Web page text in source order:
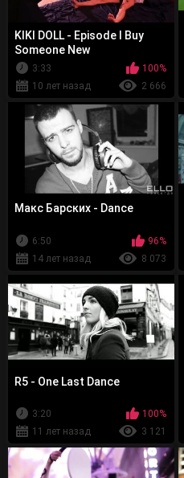
KIKI DOLL - Episode I Buy
Someone New
3:33
100%
10 лет назад
2 666
Макс Барских - Dance
6:50
96%
14 лет назад
8 073
R5 - One Last Dance
3:20
100%
11 лет назад
3 121